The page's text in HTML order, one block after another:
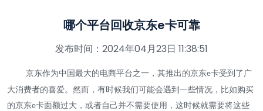
哪个平台回收京东e卡可靠
发布时间：2024年04月23日 11:38:51
京东作为中国最大的电商平台之一，其推出的京东e卡受到了广
大消费者的喜爱。然而，有时候我们可能会遇到一些情况，比如购买
的京东e卡面额过大，或者自己并不需要使用，这时候就需要将这些